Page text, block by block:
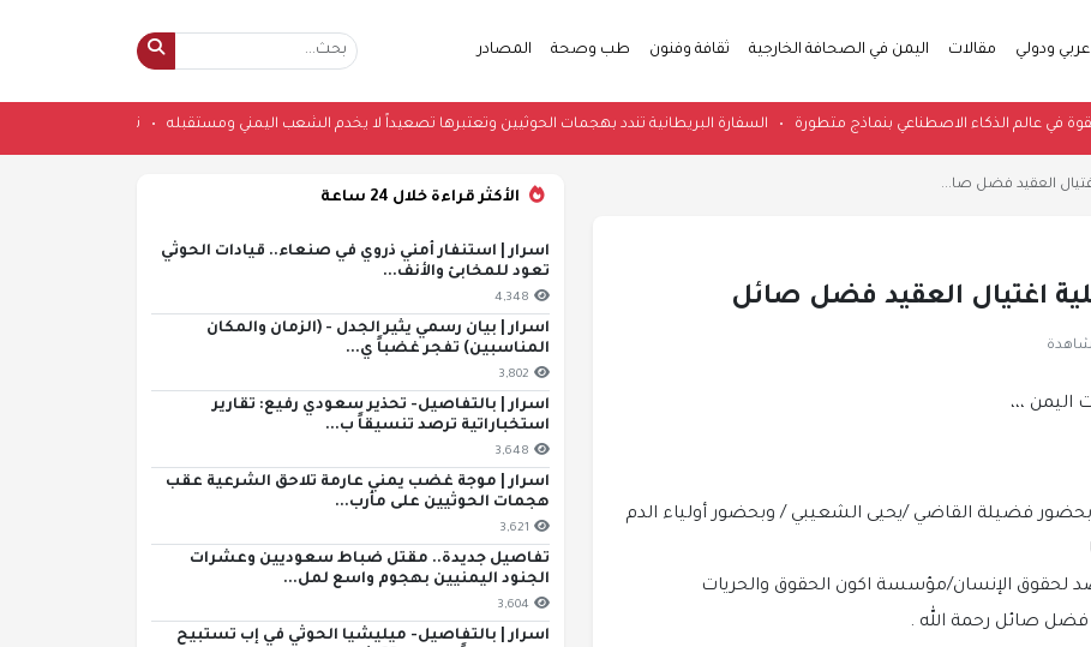
عربي ودولي مقالات اليمن في الصحافة الخارجية ثقافة وفنون طب وصحة المصادر
بقوة في عالم الذكاء الاصطناعي بنماذج متطورة•السفارة البريطانية تندد بهجمات الحوثيين وتعتبرها تصعيداً لا يخدم الشعب اليمني ومستقبله
العقيد فضل صا...
اغتيال العقيد فضل صائل
فضيلة القاضي /يحيى الشعيبي / وبحضور أولياء الدم
لحقوق الإنسان/مؤسسة اكون الحقوق والحريات
فضل صائل رحمة الله .
الأكثر قراءة خلال 24 ساعة
اسرار | استنفار أمني ذروي في صنعاء.. قيادات الحوثي
تعود للمخابئ والأنف...
4,348
اسرار | بيان رسمي يثير الجدل - (الزمان والمكان
المناسبين) تفجر غضباً ي...
3,802
اسرار | بالتفاصيل- تحذير سعودي رفيع: تقارير
استخباراتية ترصد تنسيقاً ب...
3,648
اسرار | موجة غضب يمني عارمة تلاحق الشرعية عقب
هجمات الحوثيين على مأرب...
3,621
تفاصيل جديدة.. مقتل ضباط سعوديين وعشرات
الجنود اليمنيين بهجوم واسع لمل...
3,604
اسرار | بالتفاصيل- ميليشيا الحوثي في إب تستبيح